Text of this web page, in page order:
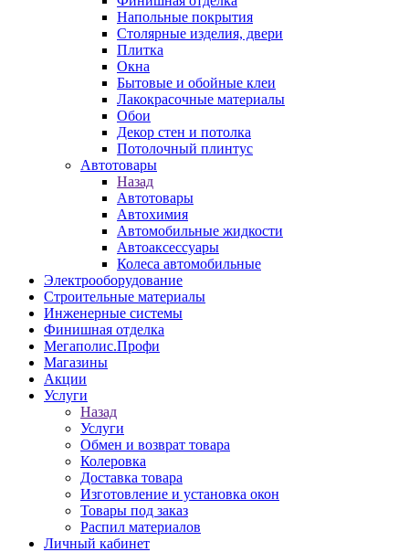
Напольные покрытия
Столярные изделия, двери
Плитка
Окна
Бытовые и обойные клеи
Лакокрасочные материалы
Обои
Декор стен и потолка
Потолочный плинтус
Автотовары
Назад
Автотовары
Автохимия
Автомобильные жидкости
Автоаксессуары
Колеса автомобильные
Электрооборудование
Строительные материалы
Инженерные системы
Финишная отделка
Мегаполис.Профи
Магазины
Акции
Услуги
Назад
Услуги
Обмен и возврат товара
Колеровка
Доставка товара
Изготовление и установка окон
Товары под заказ
Распил материалов
Личный кабинет